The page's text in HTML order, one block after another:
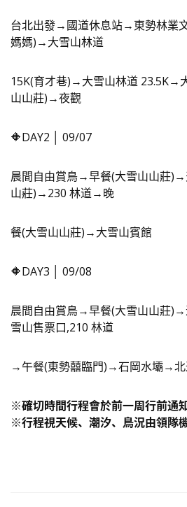
台北出發→國道休息站→東勢林業
媽媽)→大雪山林道
15K(育才巷)→大雪山林道 23.5K→
山山莊)→夜觀
🔶DAY2 │ 09/07
晨間自由賞鳥→早餐(大雪山山莊
山莊)→230 林道→晚
餐(大雪山山莊)→大雪山賓館
🔶DAY3 │ 09/08
晨間自由賞鳥→早餐(大雪山山莊
雪山售票口,210 林道
→午餐(東勢囍臨門)→石岡水壩→北
※確切時間行程會於前一周行前通
※行程視天候、潮汐、鳥況由領隊